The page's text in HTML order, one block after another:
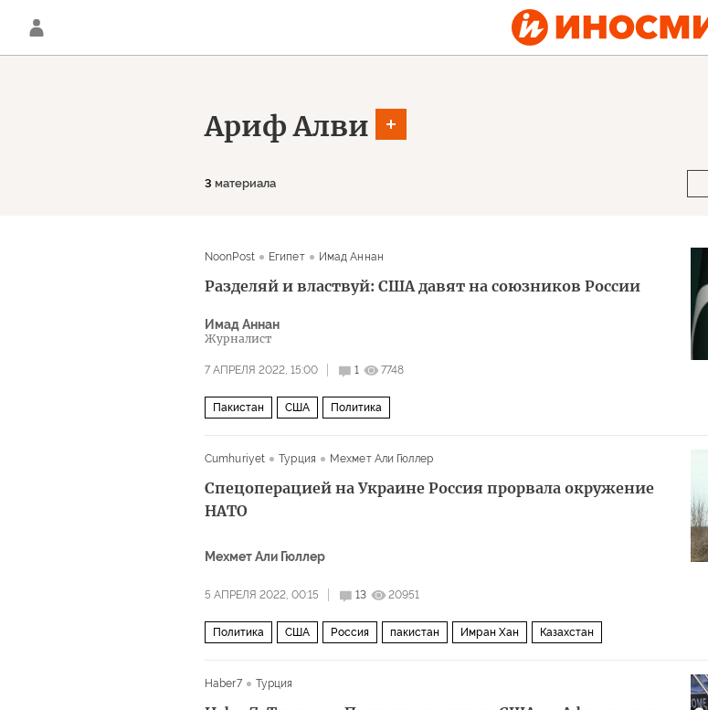
Ариф Алви
3 материала
NoonPost Египет Имад Аннан
Разделяй и властвуй: США давят на союзников России
Имад Аннан
Журналист
7 АПРЕЛЯ 2022, 15:00 1 7748
Пакистан США Политика
Cumhuriyet Турция Мехмет Али Гюллер
Спецоперацией на Украине Россия прорвала окружение
НАТО
Мехмет Али Гюллер
5 АПРЕЛЯ 2022, 00:15 13 20951
Политика США Россия пакистан Имран Хан Казахстан
Haber7 Турция